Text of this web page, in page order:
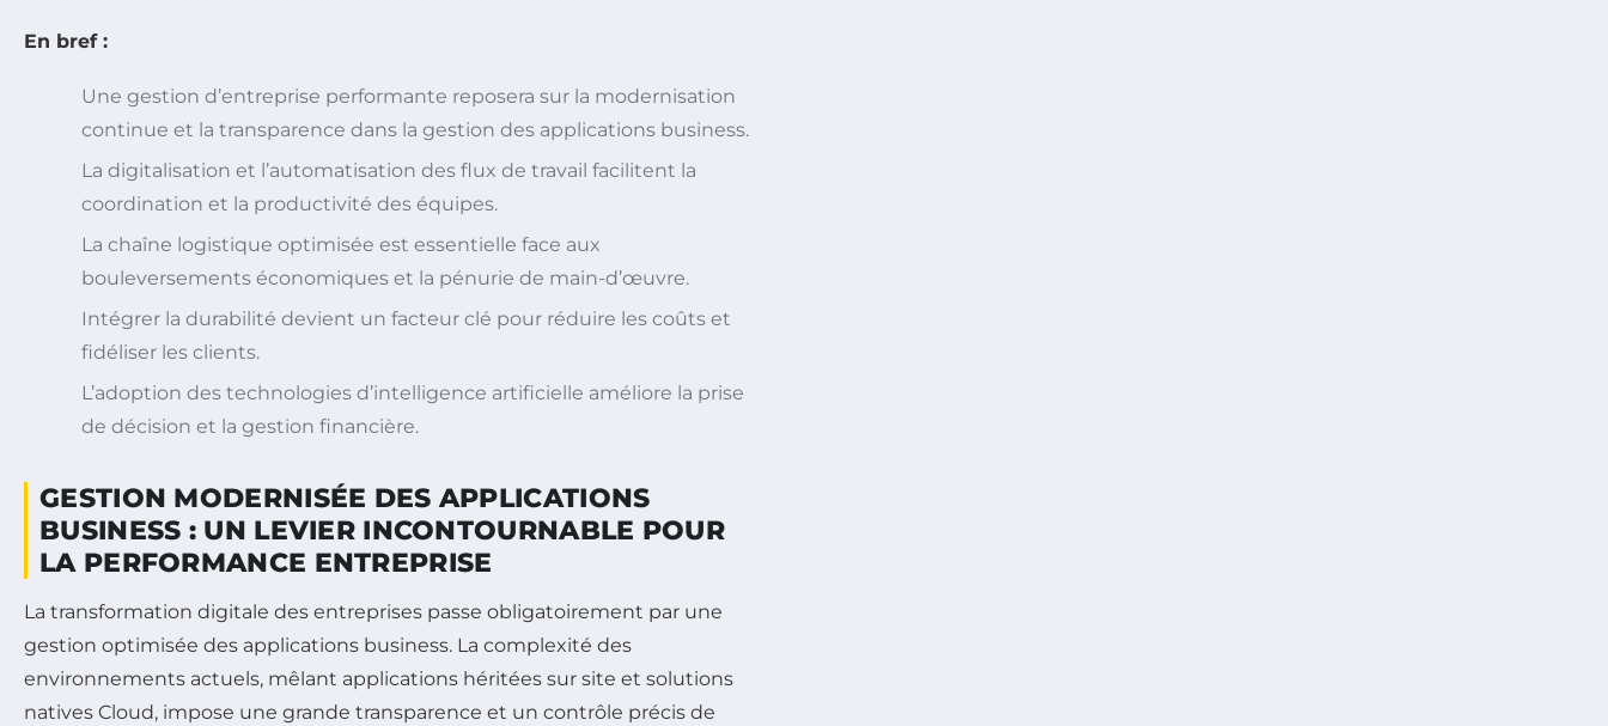
En bref :
Une gestion d’entreprise performante reposera sur la modernisation
continue et la transparence dans la gestion des applications business.
La digitalisation et l’automatisation des flux de travail facilitent la
coordination et la productivité des équipes.
La chaîne logistique optimisée est essentielle face aux
bouleversements économiques et la pénurie de main-d’œuvre.
Intégrer la durabilité devient un facteur clé pour réduire les coûts et
fidéliser les clients.
L’adoption des technologies d’intelligence artificielle améliore la prise
de décision et la gestion financière.
GESTION MODERNISÉE DES APPLICATIONS
BUSINESS : UN LEVIER INCONTOURNABLE POUR
LA PERFORMANCE ENTREPRISE
La transformation digitale des entreprises passe obligatoirement par une
gestion optimisée des applications business. La complexité des
environnements actuels, mêlant applications héritées sur site et solutions
natives Cloud, impose une grande transparence et un contrôle précis de